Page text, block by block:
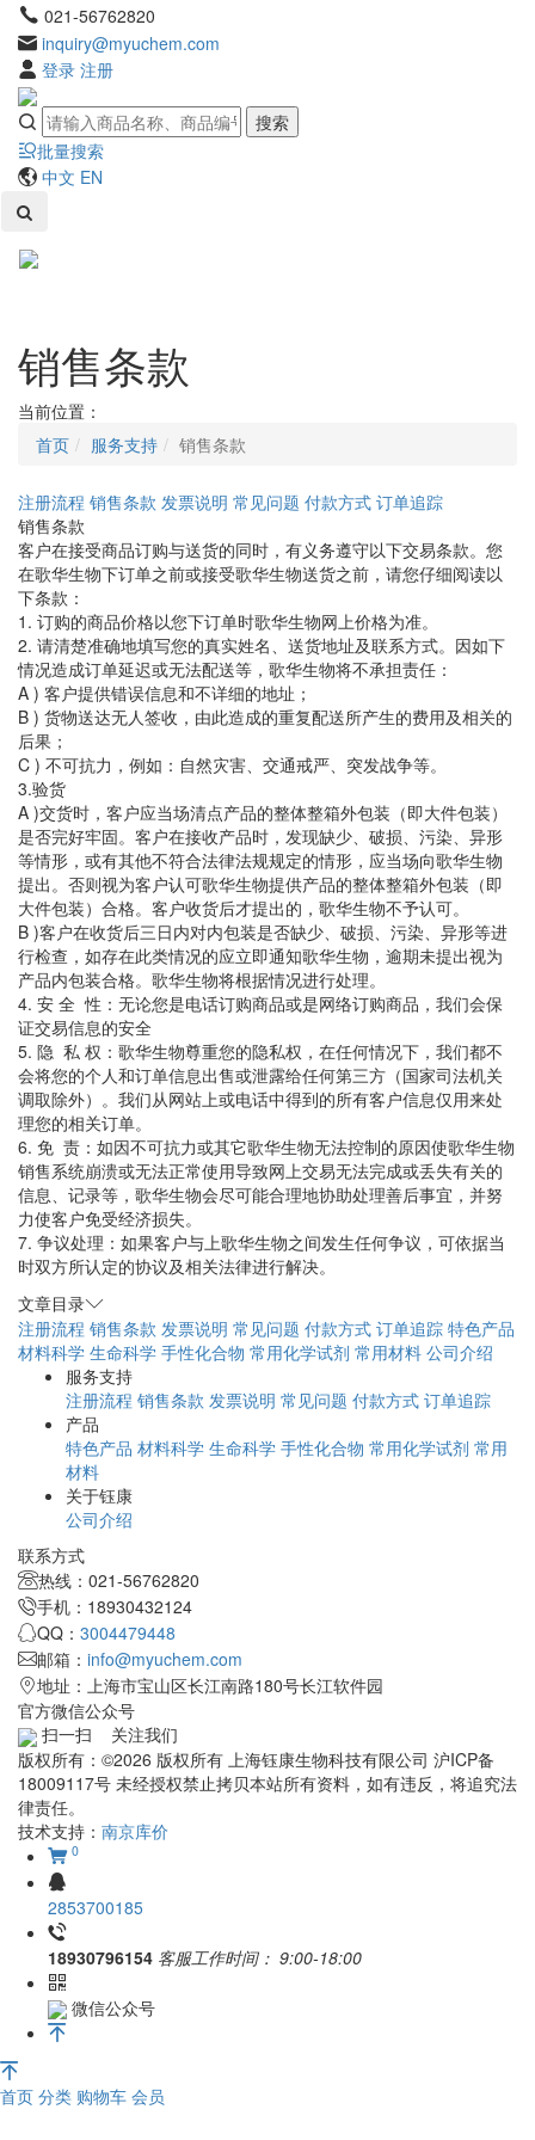
021-56762820
inquiry@myuchem.com
登录 注册
搜索
批量搜索
中文 EN
销售条款
当前位置：
首页
服务支持 销售条款
注册流程 销售条款 发票说明 常见问题 付款方式 订单追踪
销售条款
客户在接受商品订购与送货的同时，有义务遵守以下交易条款。您
在歌华生物下订单之前或接受歌华生物送货之前，请您仔细阅读以
下条款：
1. 订购的商品价格以您下订单时歌华生物网上价格为准。
2. 请清楚准确地填写您的真实姓名、送货地址及联系方式。因如下
情况造成订单延迟或无法配送等，歌华生物将不承担责任：
A ) 客户提供错误信息和不详细的地址；
B ) 货物送达无人签收，由此造成的重复配送所产生的费用及相关的
后果；
C ) 不可抗力，例如：自然灾害、交通戒严、突发战争等。
3.验货
A )交货时，客户应当场清点产品的整体整箱外包装（即大件包装）
是否完好牢固。客户在接收产品时，发现缺少、破损、污染、异形
等情形，或有其他不符合法律法规规定的情形，应当场向歌华生物
提出。否则视为客户认可歌华生物提供产品的整体整箱外包装（即
大件包装）合格。客户收货后才提出的，歌华生物不予认可。
B )客户在收货后三日内对内包装是否缺少、破损、污染、异形等进
行检查，如存在此类情况的应立即通知歌华生物，逾期未提出视为
产品内包装合格。歌华生物将根据情况进行处理。
4. 安 全 性：无论您是电话订购商品或是网络订购商品，我们会保
证交易信息的安全
5. 隐 私 权：歌华生物尊重您的隐私权，在任何情况下，我们都不
会将您的个人和订单信息出售或泄露给任何第三方（国家司法机关
调取除外）。我们从网站上或电话中得到的所有客户信息仅用来处
理您的相关订单。
6. 免 责：如因不可抗力或其它歌华生物无法控制的原因使歌华生物
销售系统崩溃或无法正常使用导致网上交易无法完成或丢失有关的
信息、记录等，歌华生物会尽可能合理地协助处理善后事宜，并努
力使客户免受经济损失。
7. 争议处理：如果客户与上歌华生物之间发生任何争议，可依据当
时双方所认定的协议及相关法律进行解决。
文章目录
注册流程 销售条款 发票说明 常见问题 付款方式 订单追踪 特色产品
材料科学 生命科学 手性化合物 常用化学试剂 常用材料 公司介绍
服务支持
注册流程 销售条款 发票说明 常见问题 付款方式 订单追踪
产品
特色产品 材料科学 生命科学 手性化合物 常用化学试剂 常用
材料
关于钰康
公司介绍
联系方式
热线：021-56762820
手机：18930432124
QQ： 3004479448
邮箱： info@myuchem.com
地址：上海市宝山区长江南路180号长江软件园
官方微信公众号
扫一扫 关注我们
版权所有：©2026 版权所有 上海钰康生物科技有限公司 沪ICP备
18009117号 未经授权禁止拷贝本站所有资料，如有违反，将追究法
律责任。
技术支持： 南京库价
0
2853700185
18930796154 客服工作时间： 9:00-18:00
微信公众号
首页 分类 购物车 会员